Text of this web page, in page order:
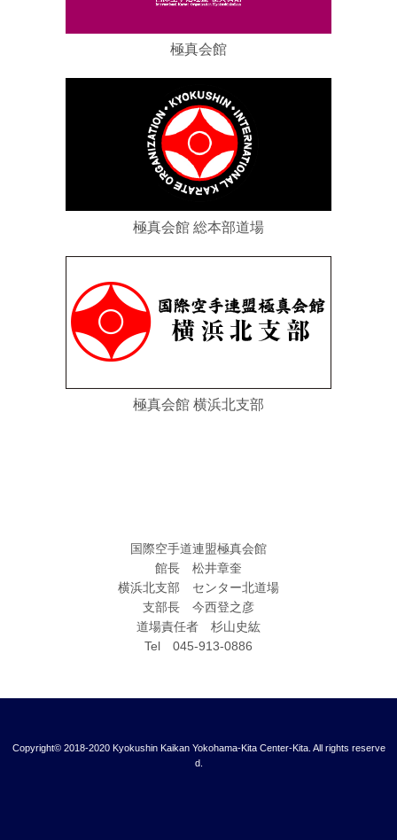
極真会館
極真会館 総本部道場
極真会館 横浜北支部
国際空手道連盟極真会館
館長 松井章奎
横浜北支部 センター北道場
支部長 今西登之彦
道場責任者 杉山史紘
Tel 045-913-0886
Copyright© 2018-2020 Kyokushin Kaikan Yokohama-Kita Center-Kita. All rights reserve
d.